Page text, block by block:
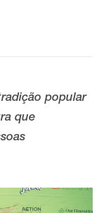
popular
que